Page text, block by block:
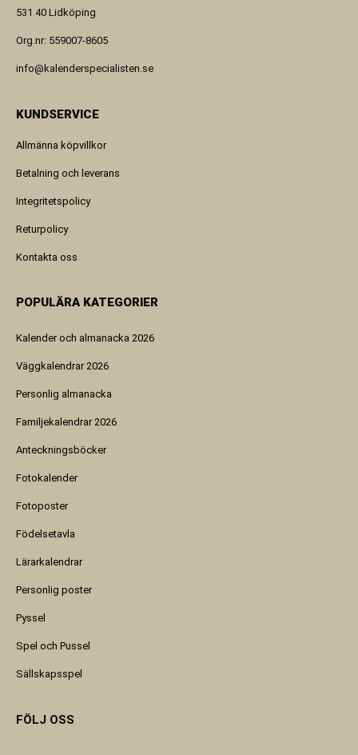
531 40 Lidköping
Org.nr: 559007-8605
info@kalenderspecialisten.se
KUNDSERVICE
Allmänna köpvillkor
Betalning och leverans
Integritetspolicy
Returpolicy
Kontakta oss
POPULÄRA KATEGORIER
Kalender och almanacka 2026
Väggkalendrar 2026
Personlig almanacka
Familjekalendrar 2026
Anteckningsböcker
Fotokalender
Fotoposter
Födelsetavla
Lärarkalendrar
Personlig poster
Pyssel
Spel och Pussel
Sällskapsspel
FÖLJ OSS